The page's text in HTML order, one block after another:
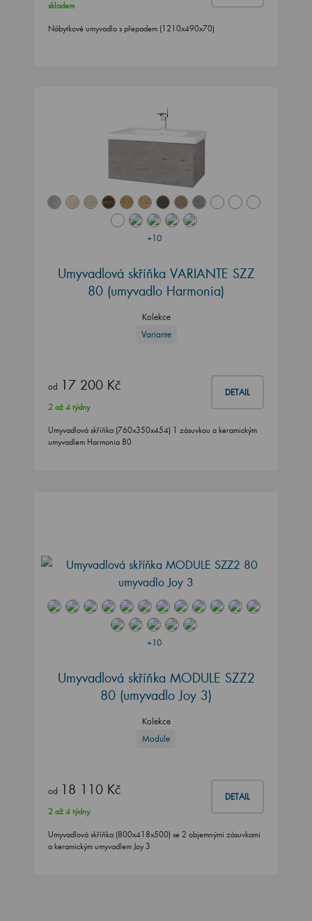
skladem
Nábytkové umyvadlo s přepadem (1210x490x70)
+10
Umyvadlová skříňka VARIANTE SZZ
80 (umyvadlo Harmonia)
Kolekce
Variante
od 17 200 Kč DETAIL
2 až 4 týdny
Umyvadlová skříňka (760x350x454) 1 zásuvkou a keramickým
umyvadlem Harmonia 80
+10
Umyvadlová skříňka MODULE SZZ2
80 (umyvadlo Joy 3)
Kolekce
Module
od 18 110 Kč DETAIL
2 až 4 týdny
Umyvadlová skříňka (800x418x500) se 2 objemnými zásuvkami
a keramickým umyvadlem Joy 3